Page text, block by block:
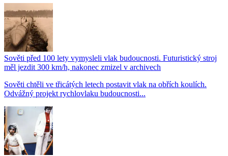
Sověti před 100 lety vymysleli vlak budoucnosti. Futuristický stroj
měl jezdit 300 km/h, nakonec zmizel v archivech
Sověti chtěli ve třicátých letech postavit vlak na obřích koulích.
Odvážný projekt rychlovlaku budoucnosti...